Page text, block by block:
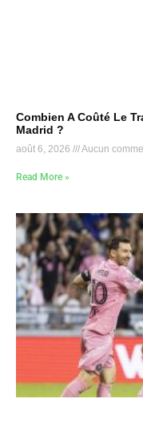
Combien A Coûté Le
Madrid ?
août 6, 2026 Aucun
Read More »